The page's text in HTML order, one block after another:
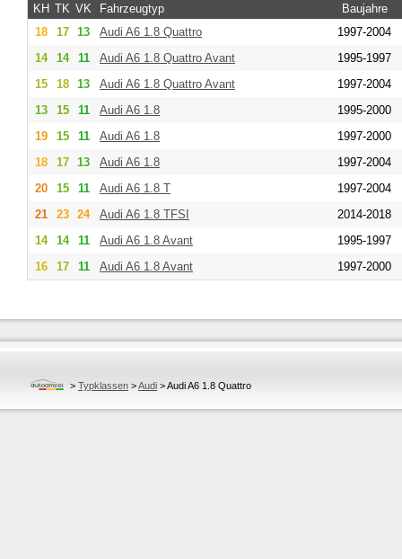
KH TK VK Fahrzeugtyp
Baujahre
18
17 13 Audi A6 1.8 Quattro
1997-2004
14
14 11 Audi A6 1.8 Quattro Avant
1995-1997
15
18 13 Audi A6 1.8 Quattro Avant
1997-2004
13
15 11 Audi A6 1.8
1995-2000
19
15 11 Audi A6 1.8
1997-2000
18
17 13 Audi A6 1.8
1997-2004
20
15 11 Audi A6 1.8 T
1997-2004
21
23 24 Audi A6 1.8 TFSI
2014-2018
14
14 11 Audi A6 1.8 Avant
1995-1997
16
17 11 Audi A6 1.8 Avant 1997-2000
> Typklassen >Audi >Audi A6 1.8 Quattro